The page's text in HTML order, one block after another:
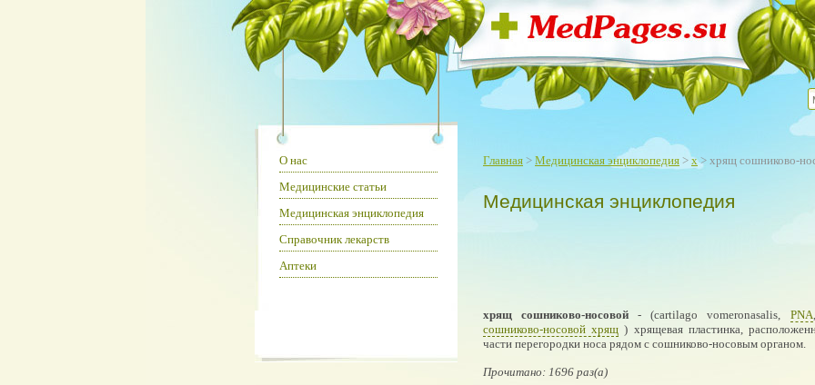
Главная > Медицинская энциклопедия > х> хрящ сошниково-
Медицинская энциклопедия
хрящ сошниково-носовой - (cartilago vomeronasalis, PNA
сошниково-носовой хрящ ) хрящевая пластинка,
части перегородки носа рядом с сошниково-носовым органом.
Прочитано: 1696 раз(а)
О нас
Медицинские статьи
Медицинская энциклопедия
Справочник лекарств
Аптеки